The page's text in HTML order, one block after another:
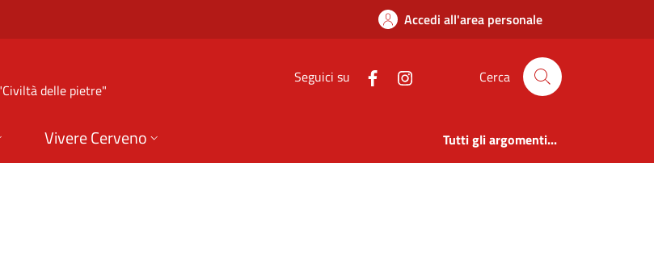
| Comune di CervenoAccedi all'area personale
delle pietre"
Seguici su Cerca
Vivere Cerveno Tutti gli argomenti...